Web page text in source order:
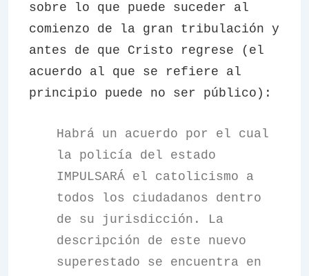
sobre lo que puede suceder al
comienzo de la gran tribulación y
antes de que Cristo regrese (el
acuerdo al que se refiere al
principio puede no ser público):
Habrá un acuerdo por el cual
la policía del estado
IMPULSARÁ el catolicismo a
todos los ciudadanos dentro
de su jurisdicción. La
descripción de este nuevo
superestado se encuentra en